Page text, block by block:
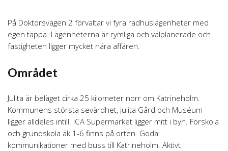
På Doktorsvägen 2 förvaltar vi fyra radhuslägenheter med
egen täppa. Lägenheterna är rymliga och välplanerade och
fastigheten ligger mycket nära affären.
Området
Julita är beläget cirka 25 kilometer norr om Katrineholm.
Kommunens största sevärdhet, julita Gård och Muséum
ligger alldeles intill. ICA Supermarket ligger mitt i byn. Förskola
och grundskola äk 1-6 finns på orten. Goda
kommunikationer med buss till Katrineholm. Aktivt